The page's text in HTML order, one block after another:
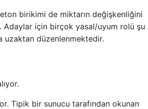
birikimi de miktarın değişkenliğini
Adaylar için birçok yasal/uyum rolü şu
uzaktan düzenlenmektedir.
Tipik bir sunucu tarafından okunan